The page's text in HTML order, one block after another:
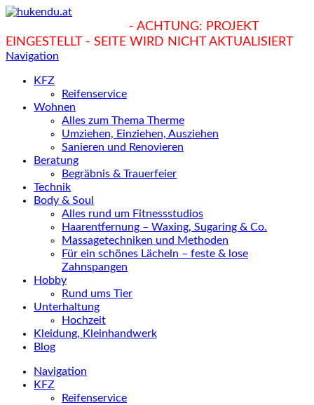
- ACHTUNG: PROJEKT
EINGESTELLT - SEITE WIRD NICHT AKTUALISIERT
Navigation
KFZ
Reifenservice
Wohnen
Alles zum Thema Therme
Umziehen, Einziehen, Ausziehen
Sanieren und Renovieren
Beratung
Begräbnis & Trauerfeier
Technik
Body & Soul
Alles rund um Fitnessstudios
Haarentfernung – Waxing, Sugaring & Co.
Massagetechniken und Methoden
Für ein schönes Lächeln – feste & lose
Zahnspangen
Hobby
Rund ums Tier
Unterhaltung
Hochzeit
Kleidung, Kleinhandwerk
Blog
Navigation
KFZ
Reifenservice